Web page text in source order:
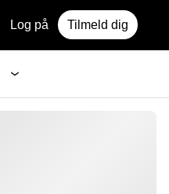
Log på Tilmeld dig